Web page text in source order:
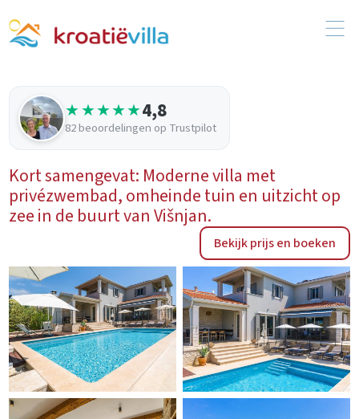
★★★★★4,8
82 beoordelingen op Trustpilot
Kort samengevat: Moderne villa met
privézwembad, omheinde tuin en uitzicht op
zee in de buurt van Višnjan.
Bekijk prijs en boeken